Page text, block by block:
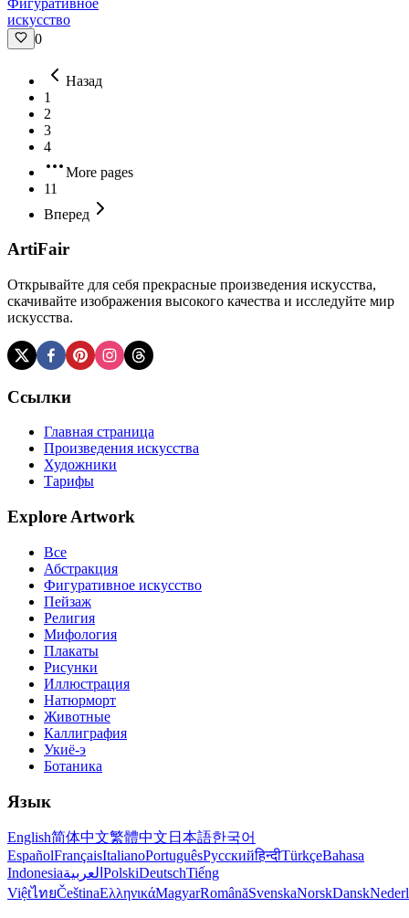
искусство
0
Назад
1
2
3
4
More pages
11
Вперед
ArtiFair
Открывайте для себя прекрасные произведения искусства,
скачивайте изображения высокого качества и исследуйте мир
искусства.
Ссылки
Главная страница
Произведения искусства
Художники
Тарифы
Explore Artwork
Все
Абстракция
Фигуративное искусство
Пейзаж
Религия
Мифология
Плакаты
Рисунки
Иллюстрация
Натюрморт
Животные
Каллиграфия
Укиё-э
Ботаника
Язык
English简体中文繁體中文 日本語한국어
EspañolFrançaisItalianoPortuguêsРусскийहिन्दीTürkçeBahasa
Indonesiaالعربية PolskiDeutschTiếng
ViệtไทยČeštinaΕλληνικάMagyarRomânăSvenskaNorskDansk